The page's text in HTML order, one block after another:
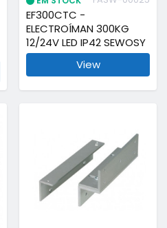
EF300CTC -
ELECTROÍMAN 300KG
12/24V LED IP42 SEWOSY
View